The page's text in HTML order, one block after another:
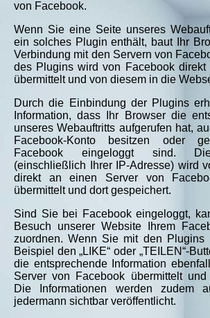
von Facebook.
Wenn Sie eine Seite unseres
ein solches Plugin enthält, baut Ihr
Verbindung mit den Servern von
des Plugins wird von Facebook direkt
übermittelt und von diesem in die
Durch die Einbindung der Plugins
Information, dass Ihr Browser die
unseres Webauftritts aufgerufen hat,
Facebook-Konto besitzen oder
Facebook eingeloggt sind.
(einschließlich Ihrer IP-Adresse) wird
direkt an einen Server von
übermittelt und dort gespeichert.
Sind Sie bei Facebook eingeloggt,
Besuch unserer Website Ihrem
zuordnen. Wenn Sie mit den Plugins
Beispiel den „LIKE“ oder „TEILEN“-
die entsprechende Information
Server von Facebook übermittelt und
Die Informationen werden zudem
jedermann sichtbar veröffentlicht.